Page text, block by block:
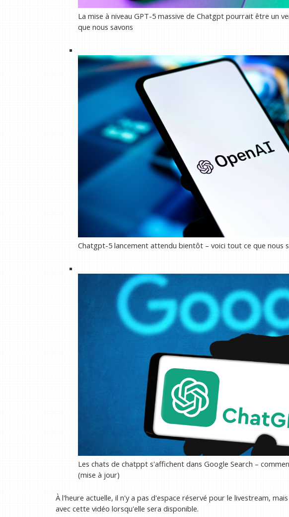
La mise à niveau GPT-5 massive de Chatgpt pourrait être un
que nous savons
Chatgpt-5 lancement attendu bientôt – voici tout ce que nous
Les chats de chatppt s'affichent dans Google Search –
(mise à jour)
À l'heure actuelle, il n'y a pas d'espace réservé pour le livestream,
avec cette vidéo lorsqu'elle sera disponible.